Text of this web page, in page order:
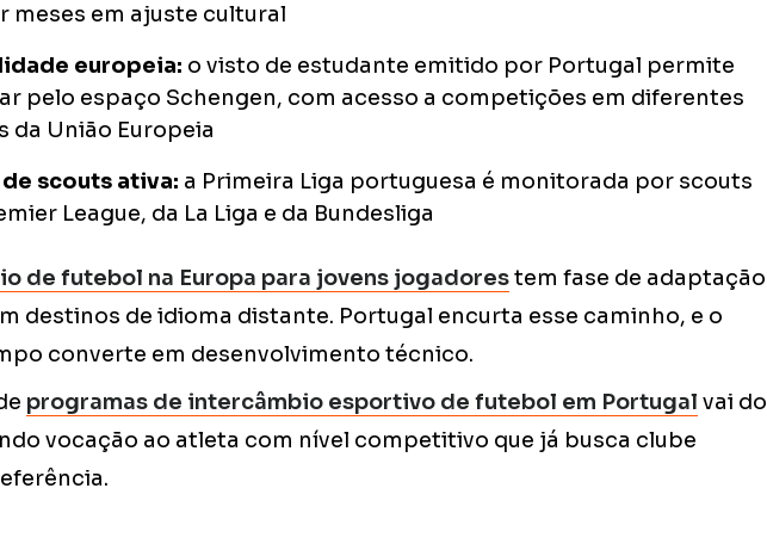
meses em ajuste cultural
europeia: o visto de estudante emitido por Portugal permite
pelo espaço Schengen, com acesso a competições em diferentes
da União Europeia
scouts ativa: a Primeira Liga portuguesa é monitorada por scouts
League, da La Liga e da Bundesliga
de futebol na Europa para jovens jogadorestem fase de adaptação
destinos de idioma distante. Portugal encurta esse caminho, e o
converte em desenvolvimento técnico.
programas de intercâmbio esportivo de futebol em Portugal vai do
vocação ao atleta com nível competitivo que já busca clube